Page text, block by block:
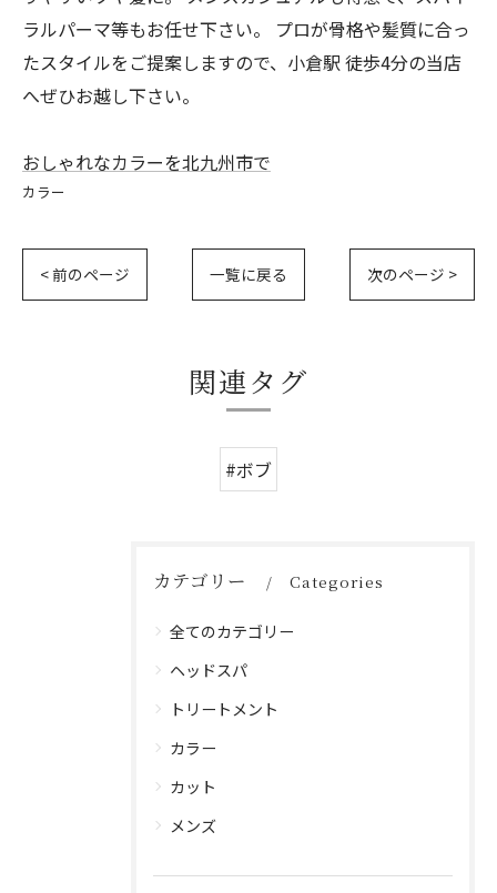
ラルパーマ等もお任せ下さい。 プロが骨格や髪質に合っ
たスタイルをご提案しますので、小倉駅 徒歩4分の当店
へぜひお越し下さい。
おしゃれなカラーを北九州市で
カラー
< 前のページ 一覧に戻る 次のページ >
関連タグ
#ボブ
カテゴリー Categories
全てのカテゴリー
ヘッドスパ
トリートメント
カラー
カット
メンズ